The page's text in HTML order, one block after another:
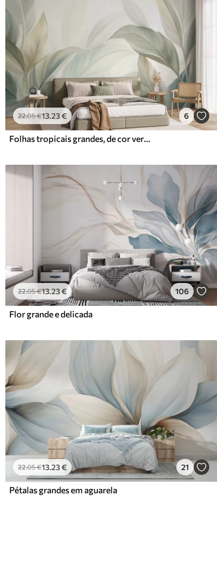
22.05€13.23€ 6
Folhas tropicais grandes, de cor verde-claro, com tons suaves e pastel, e textura artística
22.05€13.23€ 106
Flor grande e delicada
22.05€13.23€ 21
Pétalas grandes em aguarela